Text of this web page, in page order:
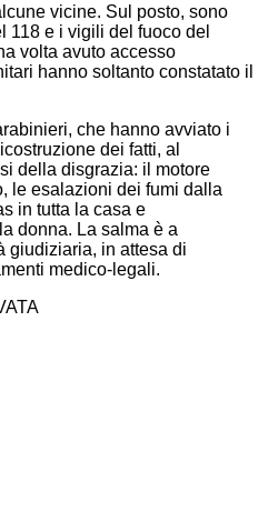
vicine. Sul posto, sono
118 e i vigili del fuoco del
volta avuto accesso
hanno soltanto constatato il
che hanno avviato i
dei fatti, al
della disgrazia: il motore
le esalazioni dei fumi dalla
in tutta la casa e
donna. La salma è a
giudiziaria, in attesa di
medico-legali.